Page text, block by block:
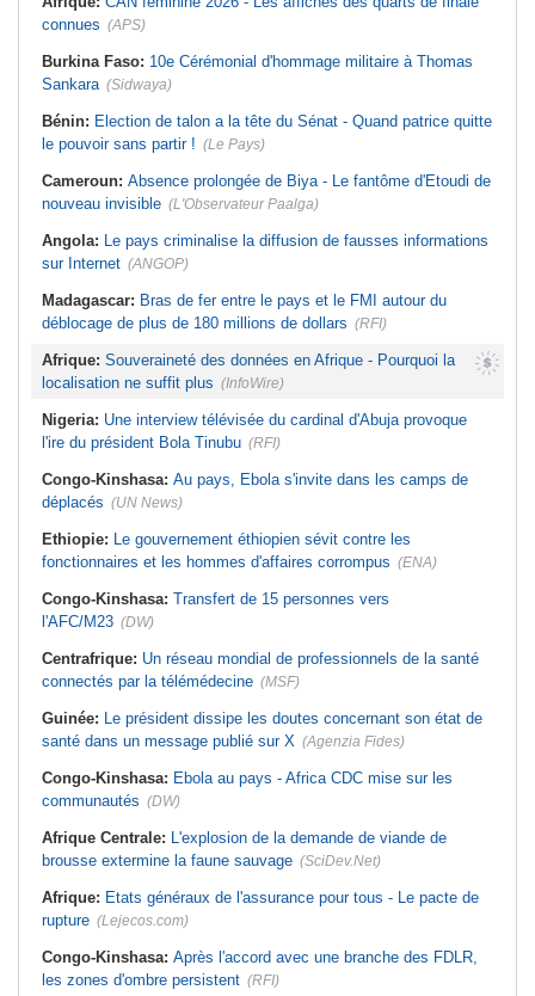
Sénégal:Élections locales au pays
alimentent les soupçons d'un report
Afrique du Nord:
Télécoms - Le
Groupe Maroc Telecom annonce
2026
connues (APS)
Burkina Faso: 10e Cérémonial d'hommage militaire à Thomas
Sankara (Sidwaya)
Bénin: Election de talon a la tête du Sénat - Quand patrice quitte
le pouvoir sans partir ! (Le Pays)
Cameroun: Absence prolongée de Biya - Le fantôme d'Etoudi de
nouveau invisible (L'Observateur Paalga)
Angola: Le pays criminalise la diffusion de fausses informations
sur Internet (ANGOP)
Madagascar: Bras de fer entre le pays et le FMI autour du
déblocage de plus de 180 millions de dollars (RFI)
Afrique: Souveraineté des données en Afrique - Pourquoi la
localisation ne suffit plus (InfoWire)
Nigeria: Une interview télévisée du cardinal d'Abuja provoque
l'ire du président Bola Tinubu (RFI)
Congo-Kinshasa: Au pays, Ebola s'invite dans les camps de
déplacés (UN News)
Ethiopie: Le gouvernement éthiopien sévit contre les
fonctionnaires et les hommes d'affaires corrompus (ENA)
Congo-Kinshasa: Transfert de 15 personnes vers
l'AFC/M23 (DW)
Centrafrique: Un réseau mondial de professionnels de la santé
connectés par la télémédecine (MSF)
Guinée: Le président dissipe les doutes concernant son état de
santé dans un message publié sur X (Agenzia Fides)
Congo-Kinshasa: Ebola au pays - Africa CDC mise sur les
communautés (DW)
Afrique Centrale: L'explosion de la demande de viande de
brousse extermine la faune sauvage (SciDev.Net)
Afrique: Etats généraux de l'assurance pour tous - Le pacte de
rupture (Lejecos.com)
Congo-Kinshasa: Après l'accord avec une branche des FDLR,
les zones d'ombre persistent (RFI)